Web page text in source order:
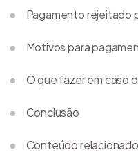
Pagamento rejeitado
Motivos para
O que fazer em caso
Conclusão
Conteúdo relacionado